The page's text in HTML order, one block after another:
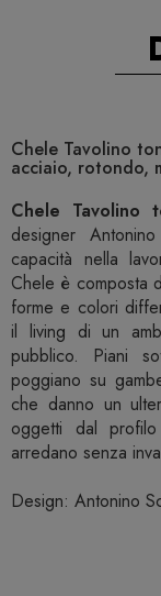
Chele Tavolino
acciaio, rotondo,
Chele Tavolino
designer
capacità nella
Chele è composta
forme e colori
il living di un
pubblico. Piani
poggiano su
che danno un
oggetti dal profilo
arredano senza
Design: Antonino